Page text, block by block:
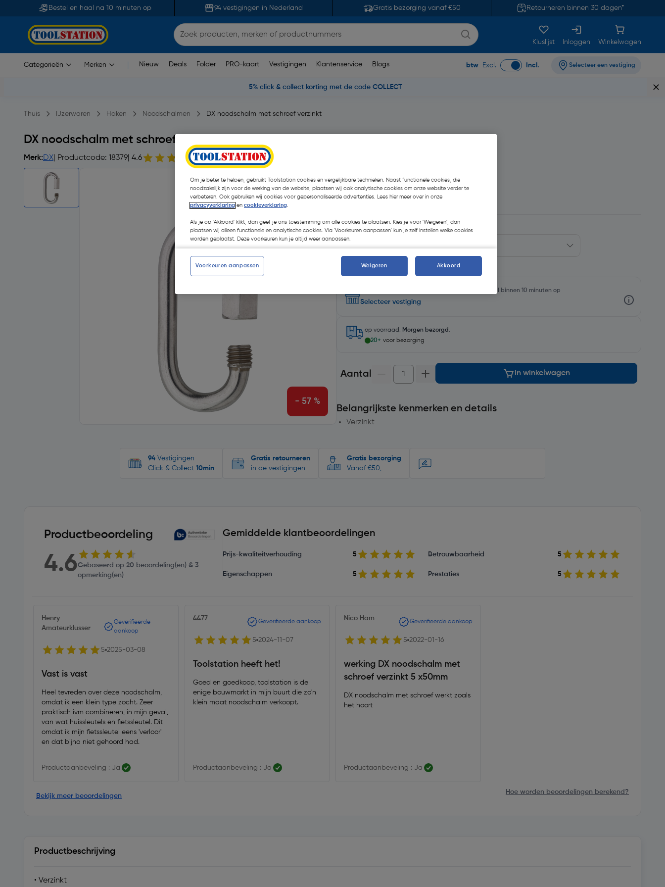
Bestel en haal na 10 minuten op 94 vestigingen in Nederland Gratis bezorging vanaf €50 Retourneren binnen 30 dagen*
Kluslijst Inloggen Winkelwagen
Categorieën Merken Nieuw Deals Folder PRO-kaart Vestigingen Klantenservice Blogs btw Excl. Incl. Selecteer een vestiging
5% click & collect korting met de code COLLECT
Thuis IJzerwaren Haken Noodschalmen DX noodschalm met schroef verzinkt
DX noodschalm met schroef verzinkt 5x50mm
Merk:DX | Productcode: 18379 | 4.6 20 opmerking(en)| Stuk
- 57 %
€ 0,29| Excl. btw € 0,24
Kies productvariant(6)
Selecteer winkel - Bekijk voorraadniveaus en haal binnen 10 minuten op
Selecteer vestiging
op voorraad. Morgen bezorgd .
20+ voor bezorging
Aantal In winkelwagen
Belangrijkste kenmerken en details
Verzinkt
94 Vestigingen
Click & Collect 10min
Gratis retourneren
in de vestigingen
Gratis bezorging
Vanaf €50,-
Productbeoordeling
4.6Gebaseerd op 20 beoordeling(en) & 3
opmerking(en)
Gemiddelde klantbeoordelingen
Prijs-kwaliteitverhouding 5 Betrouwbaarheid 5
Eigenschappen 5 Prestaties 5
Henry
Amateurklusser
Geverifieerde
aankoop
5 2025-03-08
Vast is vast
Heel tevreden over deze noodschalm,
omdat ik een klein type zocht. Zeer
praktisch ivm combineren, in mijn geval,
van wat huissleutels en fietssleutel. Dit
omdat ik mijn fietssleutel eens 'verloor'
en dat bijna niet gehoord had.
Productaanbeveling : Ja
4477 Geverifieerde aankoop
5 2024-11-07
Toolstation heeft het!
Goed en goedkoop, toolstation is de
enige bouwmarkt in mijn buurt die zo'n
klein maat noodschalm verkoopt.
Productaanbeveling : Ja
Nico Ham Geverifieerde aankoop
5 2022-01-16
werking DX noodschalm met
schroef verzinkt 5 x50mm
DX noodschalm met schroef werkt zoals
het hoort
Productaanbeveling : Ja
Bekijk meer beoordelingen
Hoe worden beoordelingen berekend?
Productbeschrijving
• Verzinkt
Om je beter te helpen, gebruikt Toolstation cookies en vergelijkbare technieken. Naast functionele cookies, die
noodzakelijk zijn voor de werking van de website, plaatsen wij ook analytische cookies om onze website verder te
verbeteren. Ook gebruiken wij cookies voor gepersonaliseerde advertenties. Lees hier meer over in onze
privacyverklaring en cookieverklaring.
Als je op 'Akkoord' klikt, dan geef je ons toestemming om alle cookies te plaatsen. Kies je voor 'Weigeren', dan
plaatsen wij alleen functionele en analytische cookies. Via 'Voorkeuren aanpassen' kun je zelf instellen welke cookies
worden geplaatst. Deze voorkeuren kun je altijd weer aanpassen.
Voorkeuren aanpassen Weigeren Akkoord